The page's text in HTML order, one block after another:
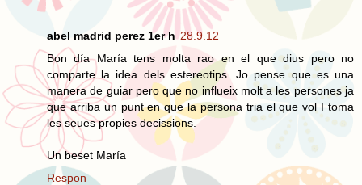
abel madrid perez 1er h 28.9.12
Bon día María tens molta rao en el que dius pero no
comparte la idea dels estereotips. Jo pense que es una
manera de guiar pero que no influeix molt a les persones ja
que arriba un punt en que la persona tria el que vol I toma
les seues propies decissions.
Un beset María
Respon